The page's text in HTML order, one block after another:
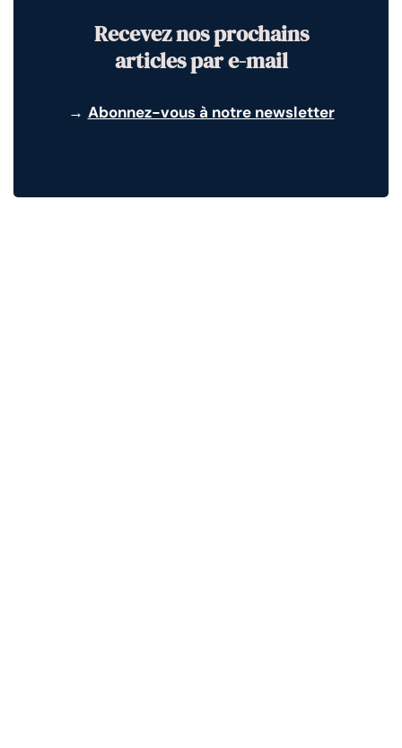
Recevez nos prochains
articles par e-mail
→ Abonnez-vous à notre newsletter